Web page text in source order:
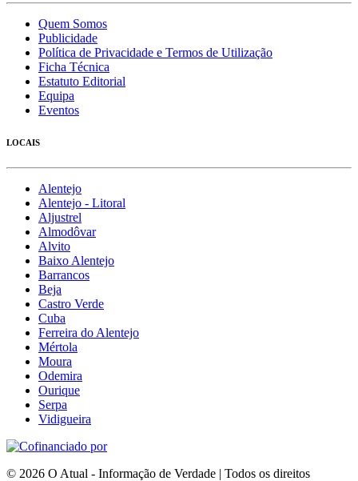
Quem Somos
Publicidade
Política de Privacidade e Termos de Utilização
Ficha Técnica
Estatuto Editorial
Equipa
Eventos
LOCAIS
Alentejo
Alentejo - Litoral
Aljustrel
Almodôvar
Alvito
Baixo Alentejo
Barrancos
Beja
Castro Verde
Cuba
Ferreira do Alentejo
Mértola
Moura
Odemira
Ourique
Serpa
Vidigueira
© 2026 O Atual - Informação de Verdade | Todos os direitos